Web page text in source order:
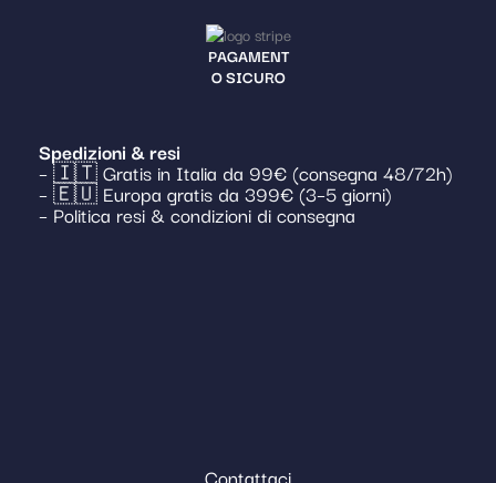
PAGAMENT
O SICURO
Spedizioni & resi
– 🇮🇹 Gratis in Italia da 99€ (consegna 48/72h)
– 🇪🇺 Europa gratis da 399€ (3–5 giorni)
– Politica resi & condizioni di consegna
Contattaci